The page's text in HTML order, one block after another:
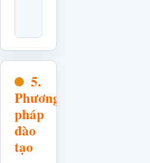
5.
Phương
pháp
đào
tạo